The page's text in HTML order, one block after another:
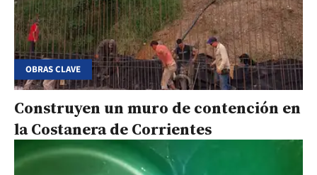
OBRAS CLAVE
Construyen un muro de contención en
la Costanera de Corrientes